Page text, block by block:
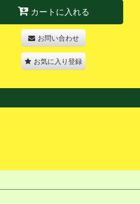
カートに入れる
お問い合わせ
お気に入り登録